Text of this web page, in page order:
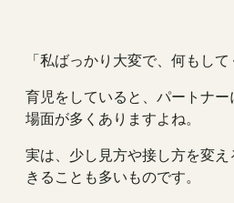
「私ばっかり大変で、何もして
育児をしていると、パートナ
場面が多くありますよね。
実は、少し見方や接し方を変
きることも多いものです。